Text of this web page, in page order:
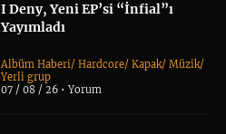
I Deny, Yeni EP’si “İnfial”ı
Yayımladı
Albüm Haberi/Hardcore/Kapak/Müzik/
Yerli grup
07 / 08 / 26 •Yorum